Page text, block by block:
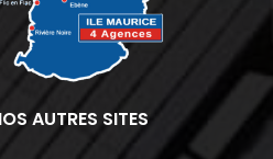
AUTRES SITES